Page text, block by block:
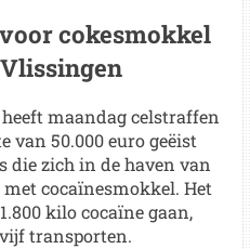
cokesmokkel
maandag celstraffen
van 50.000 euro geëist
die zich in de haven van
cocaïnesmokkel. Het
kilo cocaïne gaan,
transporten.